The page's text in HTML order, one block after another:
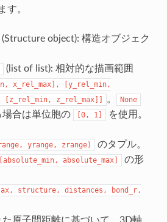
す。
(Structure object): 構造オブジェク
(list of list): 相対的な描画範囲
x_rel_max],
[y_rel_min,
[z_rel_min, z_rel_max]] 。 None
場合は単位胞の [0, 1]
を使用。
yrange, zrange)
のタプル。
[absolute_min, absolute_max]
の形
ax, structure, distances,
bond_r,